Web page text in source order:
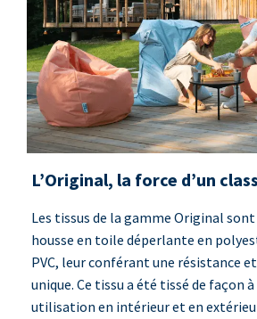
L’Original, la force d’un
Les tissus de la gamme Original sont
housse en toile déperlante en
PVC, leur conférant une résistance
unique. Ce tissu a été tissé de façon
utilisation en intérieur et en